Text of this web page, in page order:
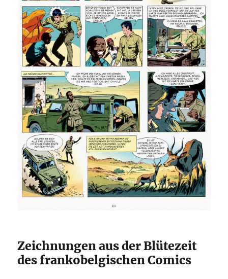
Zeichnungen aus der Blütezeit
des frankobelgischen Comics